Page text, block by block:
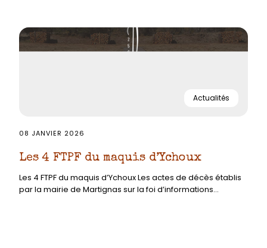
Actualités
08 JANVIER 2026
Les 4 FTPF du maquis d’Ychoux
Les 4 FTPF du maquis d’Ychoux Les actes de décès établis
par la mairie de Martignas sur la foi d’informations...